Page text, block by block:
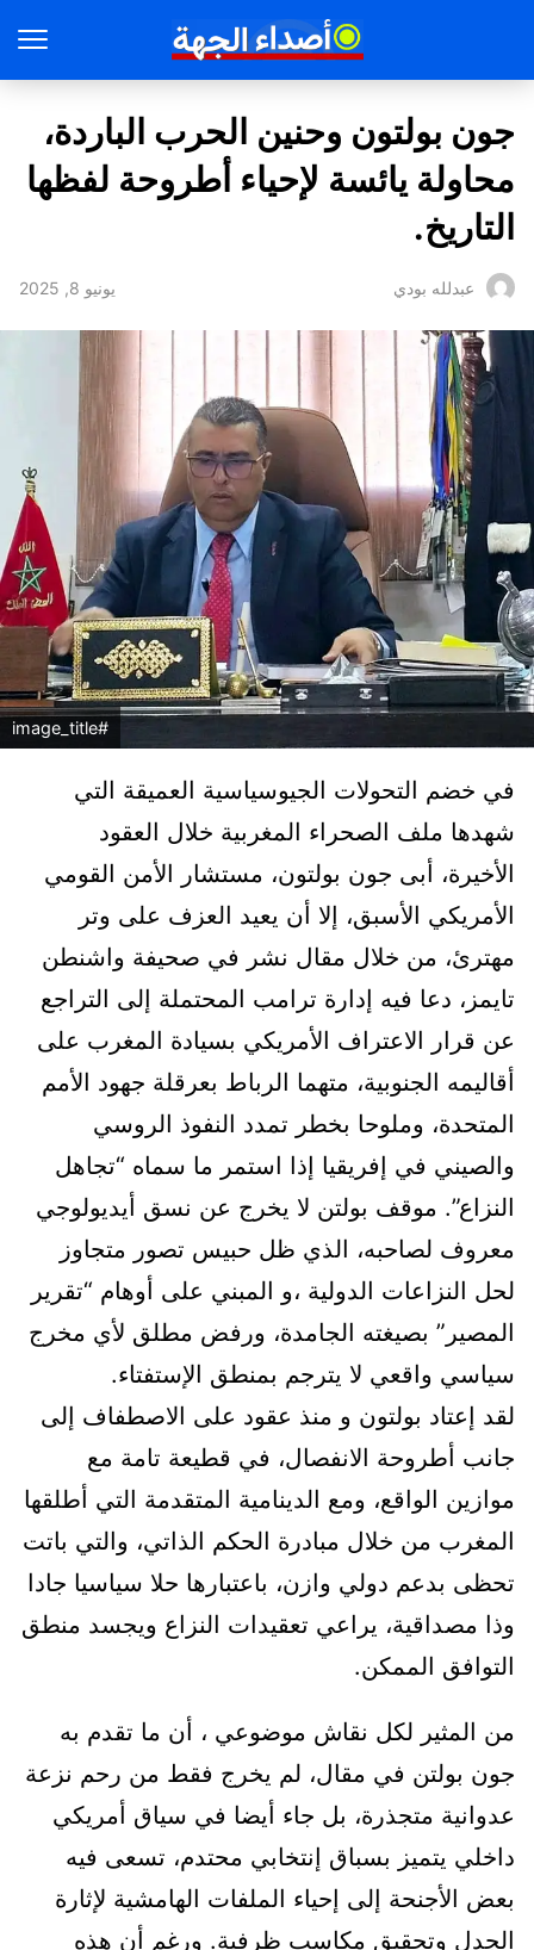
جون بولتون وحنين الحرب الباردة،
محاولة يائسة لإحياء أطروحة لفظها
التاريخ.
عبدلله بودي يونيو 8, 2025
#image_title
في خضم التحولات الجيوسياسية العميقة التي
شهدها ملف الصحراء المغربية خلال العقود
الأخيرة، أبى جون بولتون، مستشار الأمن القومي
الأمريكي الأسبق، إلا أن يعيد العزف على وتر
مهترئ، من خلال مقال نشر في صحيفة واشنطن
تايمز، دعا فيه إدارة ترامب المحتملة إلى التراجع
عن قرار الاعتراف الأمريكي بسيادة المغرب على
أقاليمه الجنوبية، متهما الرباط بعرقلة جهود الأمم
المتحدة، وملوحا بخطر تمدد النفوذ الروسي
والصيني في إفريقيا إذا استمر ما سماه “تجاهل
النزاع”. موقف بولتن لا يخرج عن نسق أيديولوجي
معروف لصاحبه، الذي ظل حبيس تصور متجاوز
لحل النزاعات الدولية ،و المبني على أوهام “تقرير
المصير” بصيغته الجامدة، ورفض مطلق لأي مخرج
سياسي واقعي لا يترجم بمنطق الإستفتاء.
لقد إعتاد بولتون و منذ عقود على الاصطفاف إلى
جانب أطروحة الانفصال، في قطيعة تامة مع
موازين الواقع، ومع الدينامية المتقدمة التي أطلقها
المغرب من خلال مبادرة الحكم الذاتي، والتي باتت
تحظى بدعم دولي وازن، باعتبارها حلا سياسيا جادا
وذا مصداقية، يراعي تعقيدات النزاع ويجسد منطق
التوافق الممكن.
من المثير لكل نقاش موضوعي ، أن ما تقدم به
جون بولتن في مقال، لم يخرج فقط من رحم نزعة
عدوانية متجذرة، بل جاء أيضا في سياق أمريكي
داخلي يتميز بسباق إنتخابي محتدم، تسعى فيه
بعض الأجنحة إلى إحياء الملفات الهامشية لإثارة
الجدل وتحقيق مكاسب ظرفية. ورغم أن هذه